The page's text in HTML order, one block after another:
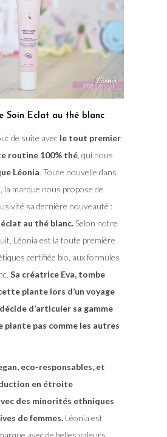
Soin Eclat au thé blanc
de suite avecle tout premier
routine 100% thé, qui nous
Léonia. Toute nouvelle dans
la marque nous propose de
sa dernière nouveauté :
au thé blanc.Selon notre
Léonia est la toute première
certifiée bio, aux formules
Sa créatrice Eva, tombe
plante lors d’un voyage
d’articuler sa gamme
pas comme les autres
eco-responsables, et
en étroite
des minorités ethniques
de femmes. Léonia est
avec de belles valeurs.